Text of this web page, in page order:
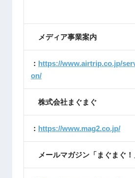
メディア事業案内
： https://www.airtrip.co.jp/
on/
株式会社まぐまぐ
： https://www.mag2.co.jp/
メールマガジン「まぐまぐ！